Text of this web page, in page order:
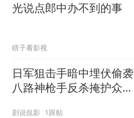
光说点郎中办不到的事
瞎子看影视
日军狙击手暗中埋伏偷袭
八路神枪手反杀掩护众人
剧说侃影 1跟贴